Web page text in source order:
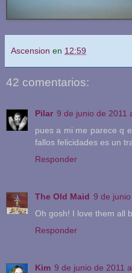
Ascension en 12:59
42 comentarios:
Pilar 9 de junio de 2011
pues a mi me parece q
fallos felicidades es un
Responder
The Old Maid 9 de
Oh gosh! I love them all
Responder
Kim 9 de junio de 2011